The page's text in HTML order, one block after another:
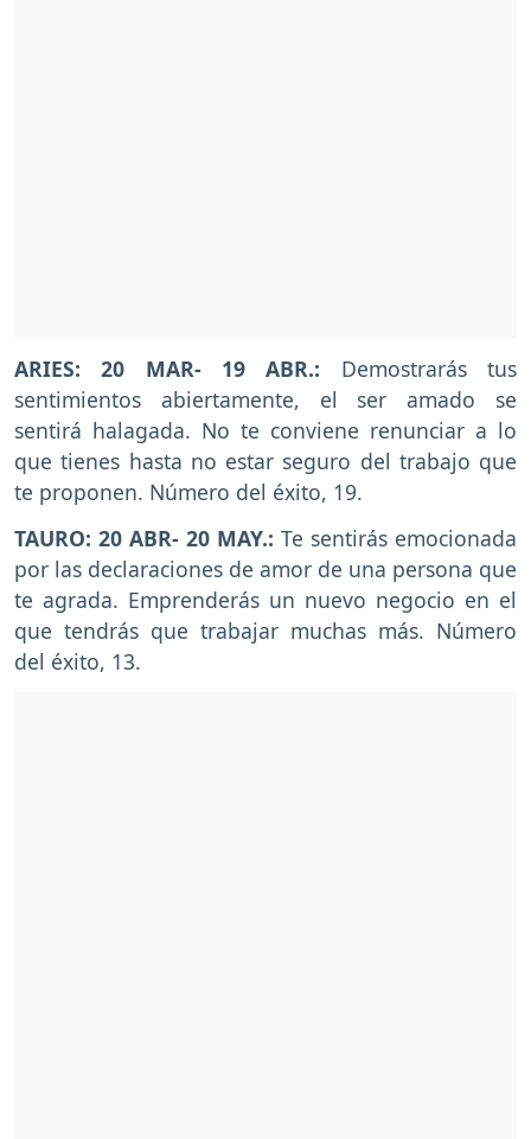
ARIES: 20 MAR- 19 ABR.: Demostrarás tus
sentimientos abiertamente, el ser amado se
sentirá halagada. No te conviene renunciar a lo
que tienes hasta no estar seguro del trabajo que
te proponen. Número del éxito, 19.
TAURO: 20 ABR- 20 MAY.: Te sentirás emocionada
por las declaraciones de amor de una persona que
te agrada. Emprenderás un nuevo negocio en el
que tendrás que trabajar muchas más. Número
del éxito, 13.